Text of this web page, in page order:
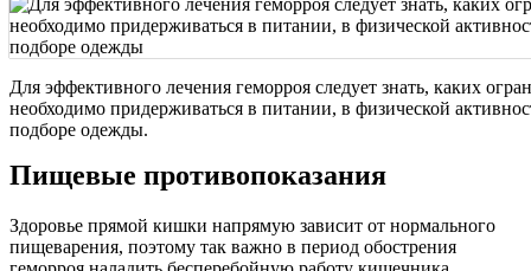
Для эффективного лечения геморроя следует знать, каких
необходимо придерживаться в питании, в физической
подборе одежды.
Пищевые противопоказания
Здоровье прямой кишки напрямую зависит от нормального
пищеварения, поэтому так важно в период обострения